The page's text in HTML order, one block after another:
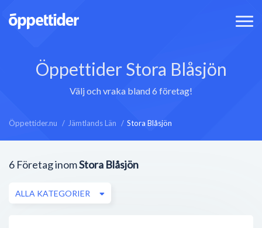
Öppettider Stora Blåsjön
Välj och vraka bland 6 företag!
Öppettider.nu Jämtlands Län Stora Blåsjön
6 Företag inomStora Blåsjön
ALLA KATEGORIER